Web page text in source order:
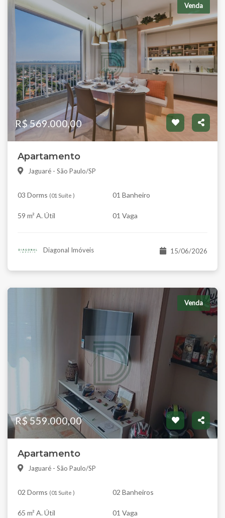
Venda
R$ 569.000,00
Apartamento
Jaguaré - São Paulo/SP
03 Dorms (01 Suíte ) 01 Banheiro
59 m² A. Útil 01 Vaga
Diagonal Imóveis 15/06/2026
Venda
R$ 559.000,00
Apartamento
Jaguaré - São Paulo/SP
02 Dorms (01 Suíte ) 02 Banheiros
65 m² A. Útil 01 Vaga